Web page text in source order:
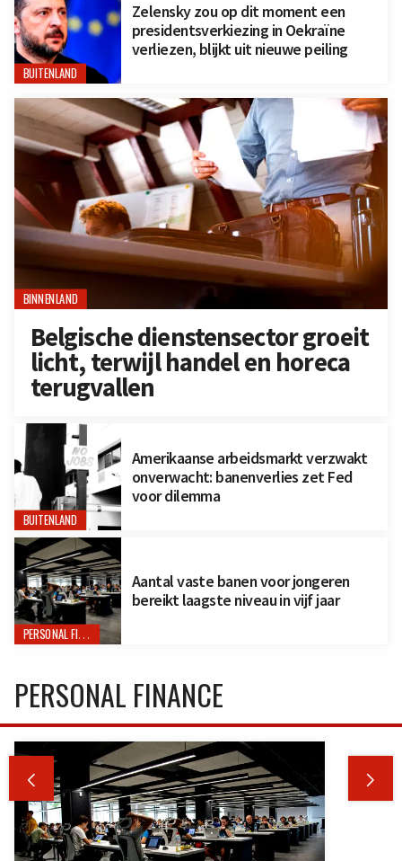
BUITENLAND
Zelensky zou op dit moment een
presidentsverkiezing in Oekraïne
verliezen, blijkt uit nieuwe peiling
BINNENLAND
Belgische dienstensector groeit
licht, terwijl handel en horeca
terugvallen
BUITENLAND
Amerikaanse arbeidsmarkt verzwakt
onverwacht: banenverlies zet Fed
voor dilemma
PERSONAL FINANCE
Aantal vaste banen voor jongeren
bereikt laagste niveau in vijf jaar
PERSONAL FINANCE
 